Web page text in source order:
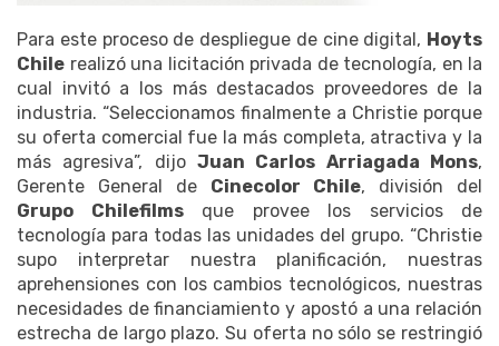
Para este proceso de despliegue de cine digital, Hoyts
Chile realizó una licitación privada de tecnología, en la
cual invitó a los más destacados proveedores de la
industria. “Seleccionamos finalmente a Christie porque
su oferta comercial fue la más completa, atractiva y la
más agresiva”, dijo Juan Carlos Arriagada Mons,
Gerente General de Cinecolor Chile, división del
Grupo Chilefilmsque provee los servicios de
tecnología para todas las unidades del grupo. “Christie
supo interpretar nuestra planificación, nuestras
aprehensiones con los cambios tecnológicos, nuestras
necesidades de financiamiento y apostó a una relación
estrecha de largo plazo. Su oferta no sólo se restringió